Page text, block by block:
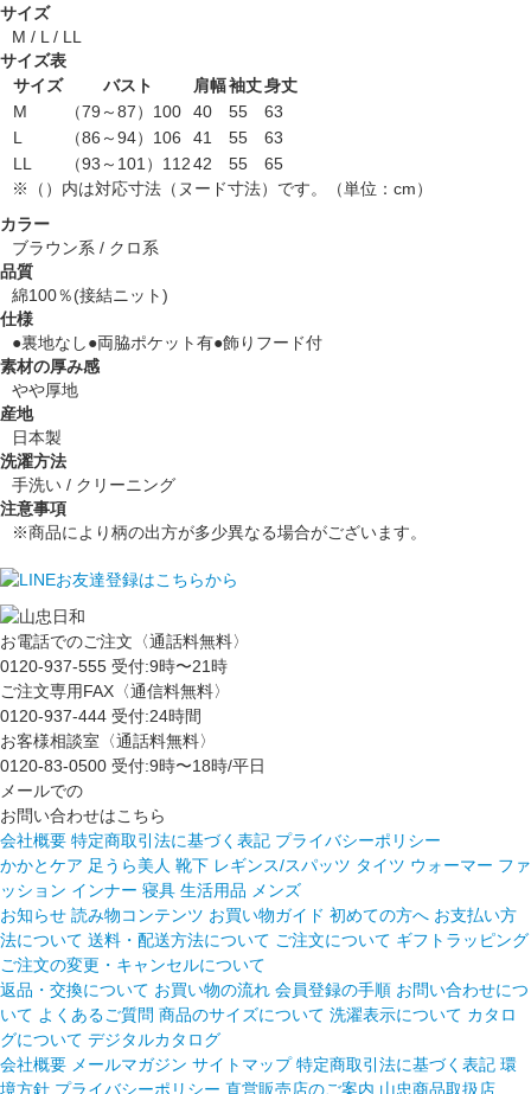
サイズ
M / L / LL
サイズ表
サイズ
バスト 肩幅袖丈身丈
M
（79～87）100 40 55
63
L
（86～94）106 41 55
63
LL
（93～101）11242 55
65
※（）内は対応寸法（ヌード寸法）です。（単位：cm）
カラー
ブラウン系 / クロ系
品質
綿100％(接結ニット)
仕様
●裏地なし●両脇ポケット有●飾りフード付
素材の厚み感
やや厚地
産地
日本製
洗濯方法
手洗い / クリーニング
注意事項
※商品により柄の出方が多少異なる場合がございます。
お電話でのご注文〈通話料無料〉
0120-937-555 受付:9時〜21時
ご注文専用FAX〈通信料無料〉
0120-937-444 受付:24時間
お客様相談室〈通話料無料〉
0120-83-0500 受付:9時〜18時/平日
メールでの
お問い合わせはこちら
会社概要 特定商取引法に基づく表記 プライバシーポリシー
かかとケア 足うら美人 靴下 レギンス/スパッツ タイツ ウォーマー ファ
ッション インナー 寝具 生活用品 メンズ
お知らせ 読み物コンテンツ お買い物ガイド 初めての方へ お支払い方
法について 送料・配送方法について ご注文について ギフトラッピング
ご注文の変更・キャンセルについて
返品・交換について お買い物の流れ 会員登録の手順 お問い合わせにつ
いて よくあるご質問 商品のサイズについて 洗濯表示について カタロ
グについて デジタルカタログ
会社概要 メールマガジン サイトマップ 特定商取引法に基づく表記 環
境方針 プライバシーポリシー 直営販売店のご案内 山忠商品取扱店